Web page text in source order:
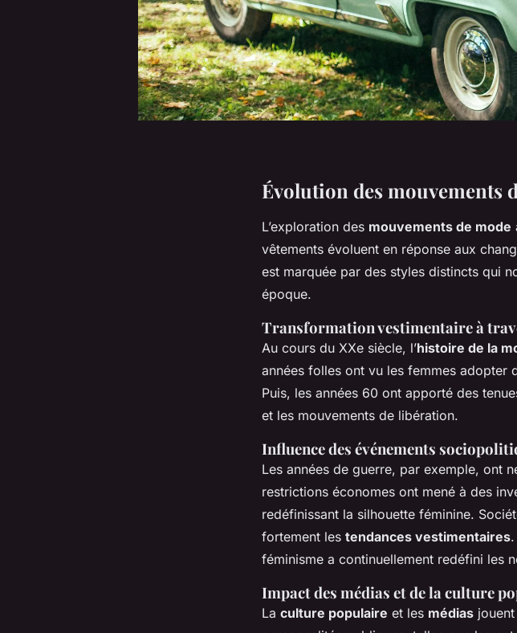
Évolution des mouvements
L’exploration des mouvements de mode
vêtements évoluent en réponse aux
est marquée par des styles distincts qui
époque.
Transformation vestimentaire à
Au cours du XXe siècle, l’histoire de la
années folles ont vu les femmes adopter
Puis, les années 60 ont apporté des
et les mouvements de libération.
Influence des événements
Les années de guerre, par exemple, ont
restrictions économes ont mené à des
redéfinissant la silhouette féminine.
fortement les tendances vestimentaires
féminisme a continuellement redéfini les
Impact des médias et de la culture
La culture populaire et les médias